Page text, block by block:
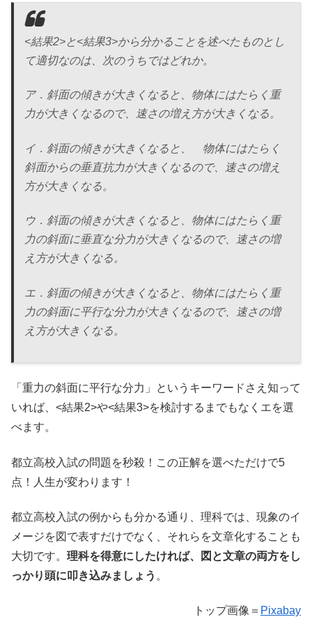
<結果2>と<結果3>から分かることを述べたものとし
て適切なのは、次のうちではどれか。
ア．斜面の傾きが大きくなると、物体にはたらく重
力が大きくなるので、速さの増え方が大きくなる。
イ．斜面の傾きが大きくなると、 物体にはたらく
斜面からの垂直抗力が大きくなるので、速さの増え
方が大きくなる。
ウ．斜面の傾きが大きくなると、物体にはたらく重
力の斜面に垂直な分力が大きくなるので、速さの増
え方が大きくなる。
エ．斜面の傾きが大きくなると、物体にはたらく重
力の斜面に平行な分力が大きくなるので、速さの増
え方が大きくなる。
「重力の斜面に平行な分力」というキーワードさえ知って
いれば、<結果2>や<結果3>を検討するまでもなくエを選
べます。
都立高校入試の問題を秒殺！この正解を選べただけで5
点！人生が変わります！
都立高校入試の例からも分かる通り、理科では、現象のイ
メージを図で表すだけでなく、それらを文章化することも
大切です。 理科を得意にしたければ、図と文章の両方をし
っかり頭に叩き込みましょう 。
トップ画像＝ Pixabay